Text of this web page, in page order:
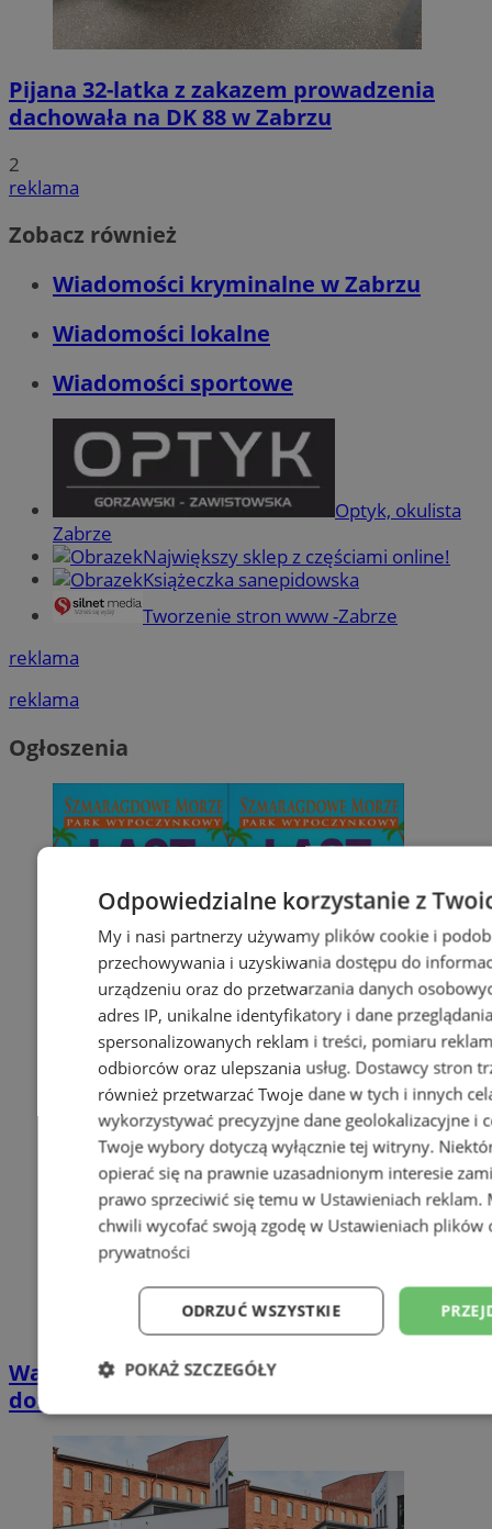
Pijana 32-latka z zakazem prowadzenia
dachowała na DK 88 w Zabrzu
2
reklama
Zobacz również
Wiadomości kryminalne w Zabrzu
Wiadomości lokalne
Wiadomości sportowe
Optyk, okulista
Zabrze
Największy sklep z częściami online!
Książeczka sanepidowska
Tworzenie stron www -Zabrze
reklama
reklama
Ogłoszenia
Wakacyjny wypoczynek nad Bałtykiem w
domkach Szmaragdowe Morze
Odpowiedzialne korzystanie z
My i nasi partnerzy używamy plików cookie i
przechowywania i uzyskiwania dostępu do
urządzeniu oraz do przetwarzania danych
adres IP, unikalne identyfikatory i dane
spersonalizowanych reklam i treści, pomiaru
odbiorców oraz ulepszania usług. Dostawcy stron
również przetwarzać Twoje dane w tych i innych
wykorzystywać precyzyjne dane geolokalizacyjne i
Twoje wybory dotyczą wyłącznie tej witryny.
opierać się na prawnie uzasadnionym interesie
prawo sprzeciwić się temu w Ustawieniach reklam.
chwili wycofać swoją zgodę w Ustawieniach plików
prywatności
ODRZUĆ WSZYSTKIE
POKAŻ SZCZEGÓŁY
Niezbędne Wydajność
Niesklasyfikowane